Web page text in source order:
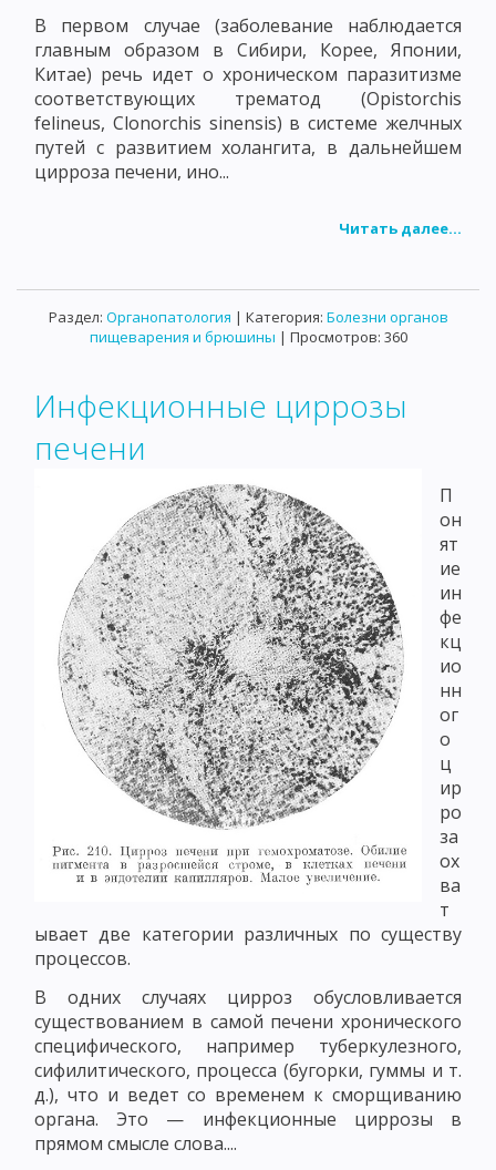
В первом случае (заболевание наблюдается
главным образом в Сибири, Корее, Японии,
Китае) речь идет о хроническом паразитизме
соответствующих трематод (Opistorchis
felineus, Clonorchis sinensis) в системе желчных
путей с развитием холангита, в дальнейшем
цирроза печени, ино...
Читать далее...
Раздел: Органопатология | Категория: Болезни органов
пищеварения и брюшины | Просмотров: 360
Инфекционные циррозы
печени
П
он
ят
ие
ин
фе
кц
ио
нн
ог
о
ц
ир
ро
за
ох
ва
т
ывает две категории различных по существу
процессов.
В одних случаях цирроз обусловливается
существованием в самой печени хронического
специфического, например туберкулезного,
сифилитического, процесса (бугорки, гуммы и т.
д.), что и ведет со временем к сморщиванию
органа. Это — инфекционные циррозы в
прямом смысле слова....